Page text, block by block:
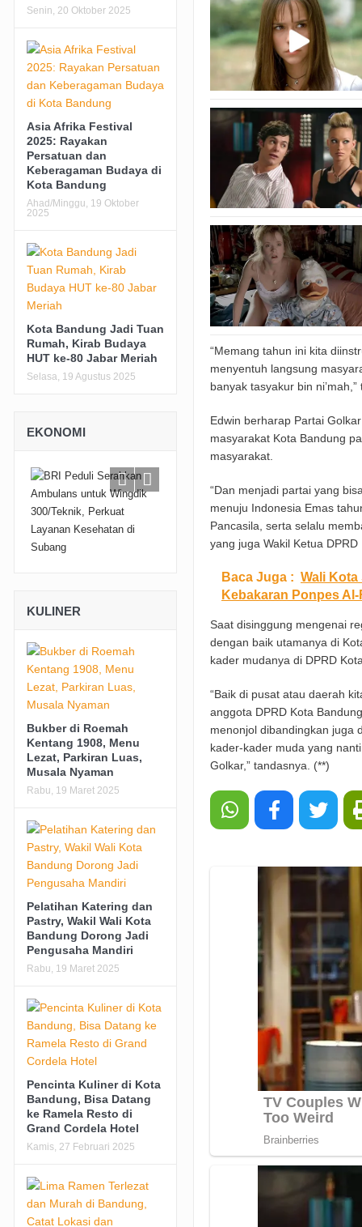
“Memang tahun ini kita
menyentuh langsung
banyak tasyakur bin
Edwin berharap Partai
masyarakat Kota Bandung
masyarakat.
“Dan menjadi partai yang
menuju Indonesia Emas
Pancasila, serta selalu
yang juga Wakil Ketua
Baca Juga : Wali
Kebakaran Ponpes
Saat disinggung mengenai
dengan baik utamanya di
kader mudanya di DPRD
“Baik di pusat atau daerah
anggota DPRD Kota
menonjol dibandingkan juga
kader-kader muda yang
Golkar,” tandasnya. (**)
Senin, 20 Oktober 2025
Asia Afrika Festival
2025: Rayakan
Persatuan dan
Keberagaman Budaya di
Kota Bandung
Ahad/Minggu, 19 Oktober
2025
Kota Bandung Jadi Tuan
Rumah, Kirab Budaya
HUT ke-80 Jabar Meriah
Selasa, 19 Agustus 2025
EKONOMI
KULINER
Bukber di Roemah
Kentang 1908, Menu
Lezat, Parkiran Luas,
Musala Nyaman
Rabu, 19 Maret 2025
Pelatihan Katering dan
Pastry, Wakil Wali Kota
Bandung Dorong Jadi
Pengusaha Mandiri
Rabu, 19 Maret 2025
Pencinta Kuliner di Kota
Bandung, Bisa Datang
ke Ramela Resto di
Grand Cordela Hotel
Kamis, 27 Februari 2025